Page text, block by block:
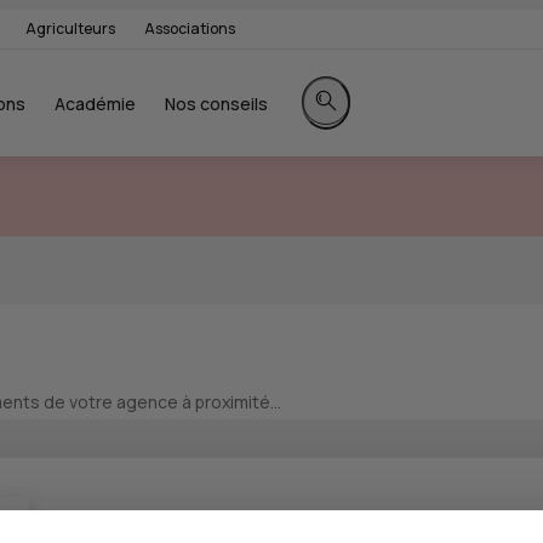
Agriculteurs Associations
Académie Nos conseils
Rechercher sur le site
de votre agence à proximité...